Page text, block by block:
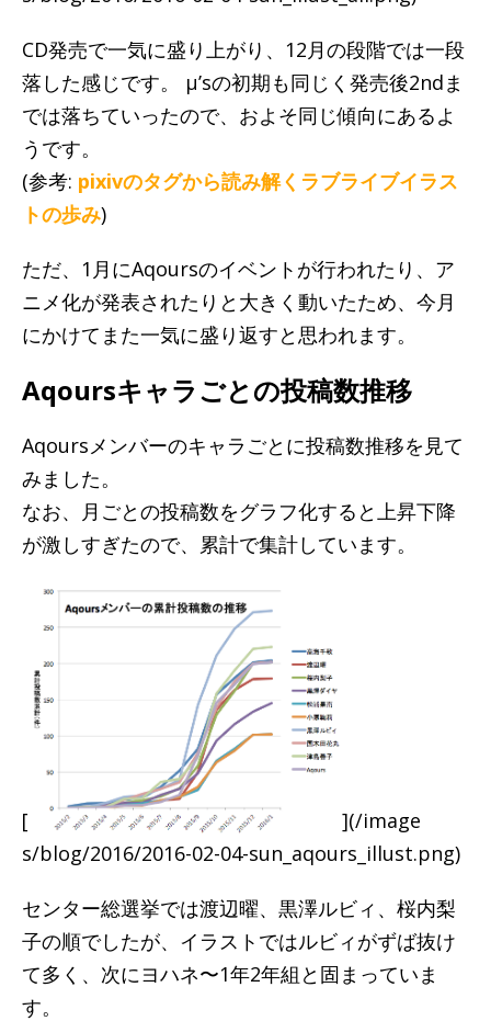
CD発売で一気に盛り上がり、12月の段階では一段
落した感じです。 μ’sの初期も同じく発売後2ndま
では落ちていったので、およそ同じ傾向にあるよ
うです。
(参考: pixivのタグから読み解くラブライブイラス
トの歩み)
ただ、1月にAqoursのイベントが行われたり、ア
ニメ化が発表されたりと大きく動いたため、今月
にかけてまた一気に盛り返すと思われます。
Aqoursキャラごとの投稿数推移
Aqoursメンバーのキャラごとに投稿数推移を見て
みました。
なお、月ごとの投稿数をグラフ化すると上昇下降
が激しすぎたので、累計で集計しています。
[
](/image
s/blog/2016/2016-02-04-sun_aqours_illust.png)
センター総選挙では渡辺曜、黒澤ルビィ、桜内梨
子の順でしたが、イラストではルビィがずば抜け
て多く、次にヨハネ〜1年2年組と固まっていま
す。